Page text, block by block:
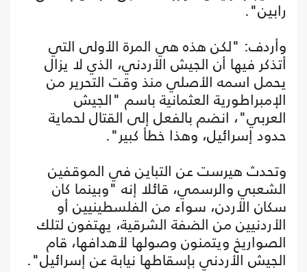
رابين".
وأردف: "لكن هذه هي المرة الأولى التي
أتذكر فيها أن الجيش الأردني، الذي لا يزال
يحمل اسمه الأصلي منذ وقت التحرير من
الإمبراطورية العثمانية باسم "الجيش
العربي"، انضم بالفعل إلى القتال لحماية
حدود إسرائيل، وهذا خطأ كبير".
وتحدث هيرست عن التباين في الموقفين
الشعبي والرسمي، قائلا إنه "وبينما كان
سكان الأردن، سواء من الفلسطينيين أو
الأردنيين من الضفة الشرقية، يهتفون لتلك
الصواريخ ويتمنون وصولها لأهدافها، قام
الجيش الأردني بإسقاطها نيابة عن إسرائيل".